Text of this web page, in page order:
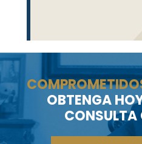
OBTENGA